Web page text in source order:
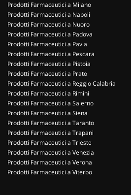
Prodotti Farmaceutici a Milano
Prodotti Farmaceutici a Napoli
Prodotti Farmaceutici a Nuoro
Prodotti Farmaceutici a Padova
Prodotti Farmaceutici a Pavia
Prodotti Farmaceutici a Pescara
Prodotti Farmaceutici a Pistoia
Prodotti Farmaceutici a Prato
Prodotti Farmaceutici a Reggio Calabria
Prodotti Farmaceutici a Rimini
Prodotti Farmaceutici a Salerno
Prodotti Farmaceutici a Siena
Prodotti Farmaceutici a Taranto
Prodotti Farmaceutici a Trapani
Prodotti Farmaceutici a Trieste
Prodotti Farmaceutici a Venezia
Prodotti Farmaceutici a Verona
Prodotti Farmaceutici a Viterbo